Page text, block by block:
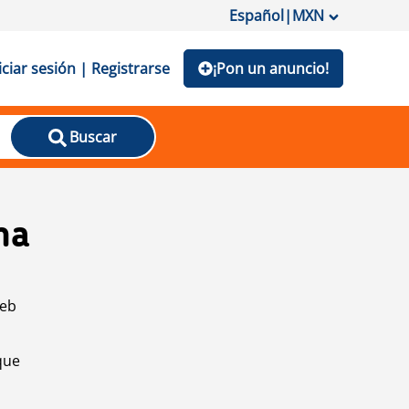
Español|MXN
sesión | Registrarse ¡Pon un anuncio!
Buscar